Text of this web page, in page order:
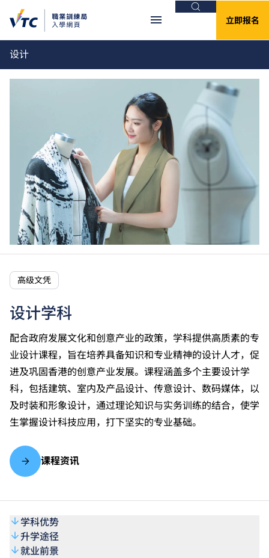
搜索
立即报名
设计
高级文凭
设计学科
配合政府发展文化和创意产业的政策，学科提供高质素的专
业设计课程，旨在培养具备知识和专业精神的设计人才，促
进及巩固香港的创意产业发展。课程涵盖多个主要设计学
科，包括建筑、室内及产品设计、传意设计、数码媒体，以
及时装和形象设计，通过理论知识与实务训练的结合，使学
生掌握设计科技应用，打下坚实的专业基础。
课程资讯
学科优势
升学途径
就业前景